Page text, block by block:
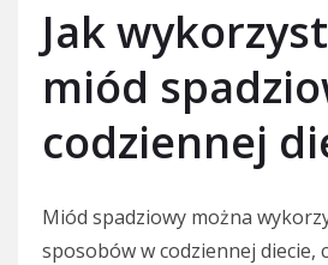
Jak
miód
codziennej
Miód spadziowy można
sposobów w codziennej diecie,